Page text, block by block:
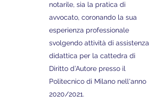
notarile, sia la pratica di
avvocato, coronando la sua
esperienza professionale
svolgendo attività di assistenza
didattica per la cattedra di
Diritto d’Autore presso il
Politecnico di Milano nell'anno
2020/2021.